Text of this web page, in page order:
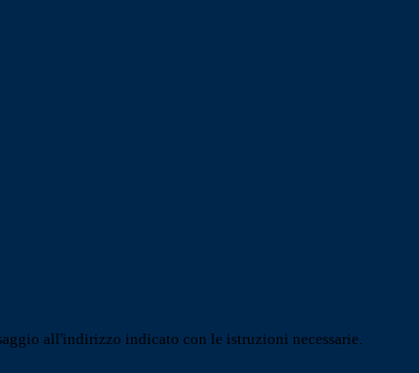
all'indirizzo indicato con le istruzioni necessarie.